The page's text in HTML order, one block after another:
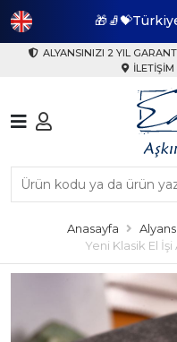
ALYANSINIZI 2 YIL
İLETIŞIM
Anasayfa
Yeni Klasik El